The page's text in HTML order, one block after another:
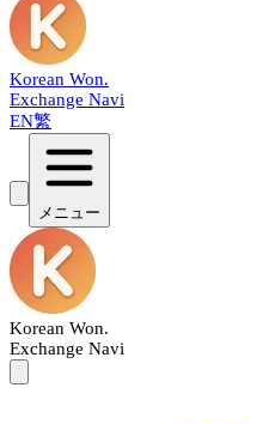
Korean Won.
Exchange Navi
EN繁
メニュー
Korean Won.
Exchange Navi